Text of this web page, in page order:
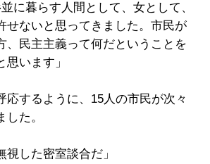
に暮らす人間として、女として、
せないと思ってきました。市民が
、民主主義って何だということを
います」
応するように、15人の市民が次々
た。
視した密室談合だ」